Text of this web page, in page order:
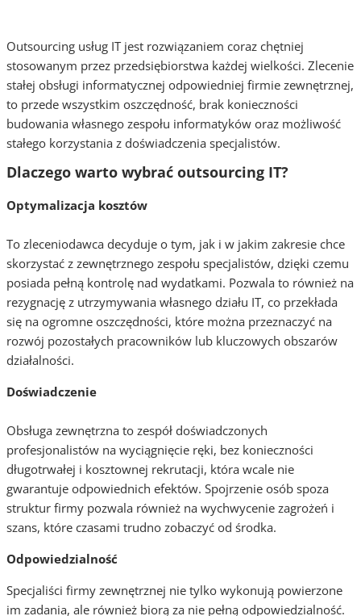
Outsourcing usług IT jest rozwiązaniem coraz chętniej
stosowanym przez przedsiębiorstwa każdej wielkości. Zlecenie
stałej obsługi informatycznej odpowiedniej firmie zewnętrznej,
to przede wszystkim oszczędność, brak konieczności
budowania własnego zespołu informatyków oraz możliwość
stałego korzystania z doświadczenia specjalistów.
Dlaczego warto wybrać outsourcing IT?
Optymalizacja kosztów
To zleceniodawca decyduje o tym, jak i w jakim zakresie chce
skorzystać z zewnętrznego zespołu specjalistów, dzięki czemu
posiada pełną kontrolę nad wydatkami. Pozwala to również na
rezygnację z utrzymywania własnego działu IT, co przekłada
się na ogromne oszczędności, które można przeznaczyć na
rozwój pozostałych pracowników lub kluczowych obszarów
działalności.
Doświadczenie
Obsługa zewnętrzna to zespół doświadczonych
profesjonalistów na wyciągnięcie ręki, bez konieczności
długotrwałej i kosztownej rekrutacji, która wcale nie
gwarantuje odpowiednich efektów. Spojrzenie osób spoza
struktur firmy pozwala również na wychwycenie zagrożeń i
szans, które czasami trudno zobaczyć od środka.
Odpowiedzialność
Specjaliści firmy zewnętrznej nie tylko wykonują powierzone
im zadania, ale również biorą za nie pełną odpowiedzialność.